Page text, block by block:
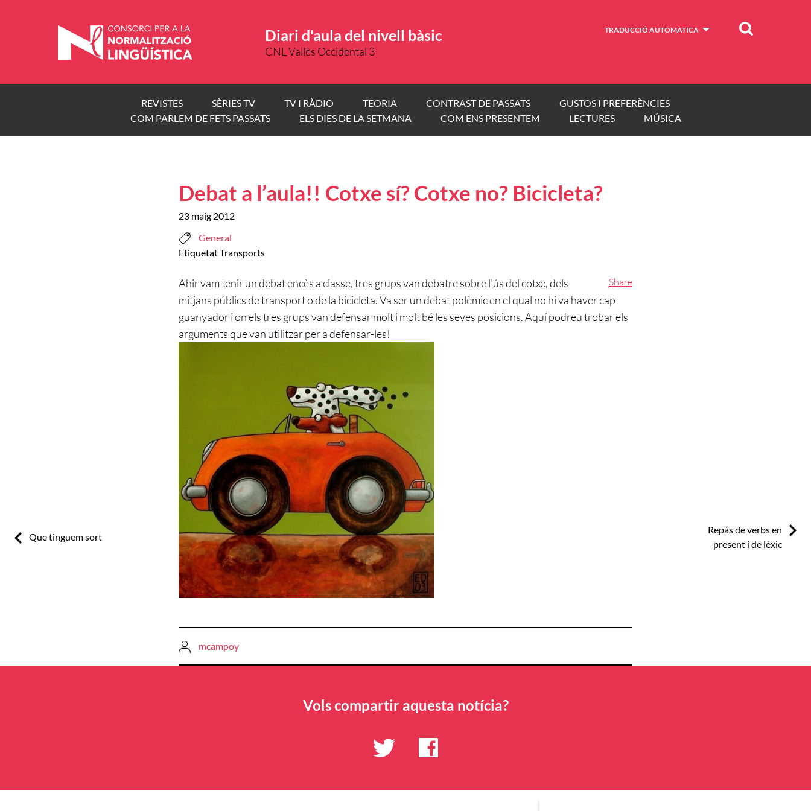
Diari d'aula del nivell bàsic
CNL Vallès Occidental 3
TRADUCCIÓ AUTOMÀTICA Cercar
REVISTES SÈRIES TV TV I RÀDIO TEORIA CONTRAST DE PASSATS
GUSTOS I PREFERÈNCIES
COM PARLEM DE FETS PASSATS
ELS DIES DE LA SETMANA COM ENS PRESENTEM LECTURES MÚSICA
Debat a l’aula!! Cotxe sí? Cotxe no? Bicicleta?
23 maig 2012
General
EtiquetatTransports
Share
Ahir vam tenir un debat encès a classe, tres grups van debatre sobre l’ús del cotxe, dels
mitjans públics de transport o de la bicicleta. Va ser un debat polèmic en el qual no hi va haver cap
guanyador i on els tres grups van defensar molt i molt bé les seves posicions. Aquí podreu trobar els
arguments que van utilitzar per a defensar-les!
mcampoy
Previous:
Que tinguem sort
Next:
Repàs de verbs en
present i de lèxic
Vols compartir aquesta notícia?